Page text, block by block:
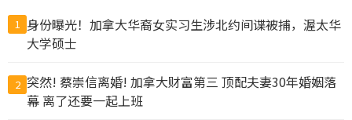
1
身份曝光！加拿大华裔女实习生涉北约间谍被捕，渥太华
大学硕士
2 突然! 蔡崇信离婚! 加拿大财富第三 顶配夫妻30年婚姻落
幕 离了还要一起上班